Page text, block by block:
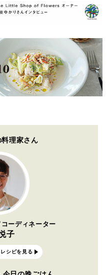
理家さん
ーディネーター
子
シピを見る